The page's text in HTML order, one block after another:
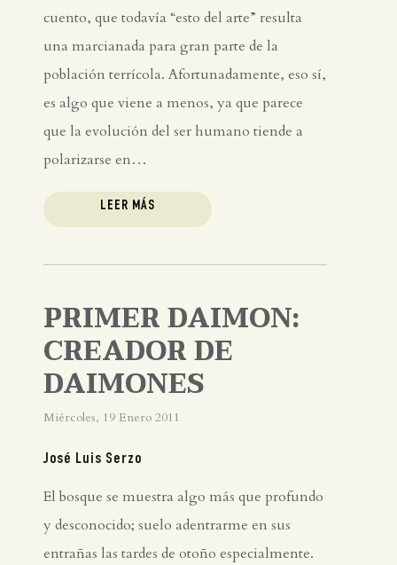
cuento, que todavía “esto del arte” resulta
una marcianada para gran parte de la
población terrícola. Afortunadamente, eso sí,
es algo que viene a menos, ya que parece
que la evolución del ser humano tiende a
polarizarse en…
LEER MÁS
PRIMER DAIMON:
CREADOR DE
DAIMONES
Miércoles, 19 Enero 2011
José Luis Serzo
El bosque se muestra algo más que profundo
y desconocido; suelo adentrarme en sus
entrañas las tardes de otoño especialmente.